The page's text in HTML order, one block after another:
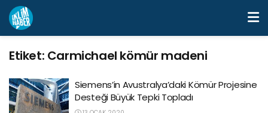
Etiket: Carmichael kömür madeni
Siemens’in Avustralya’daki Kömür Projesine
Desteği Büyük Tepki Topladı